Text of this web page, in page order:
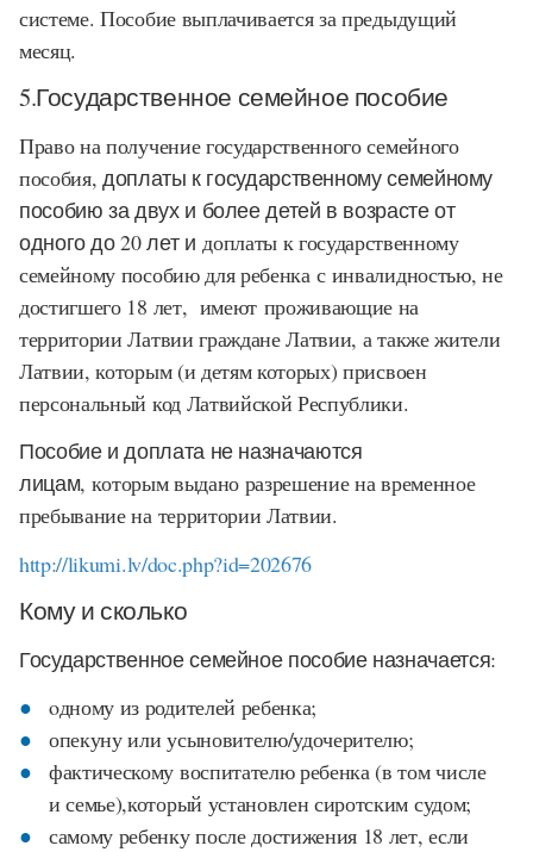
системе. Пособие выплачивается за предыдущий
месяц.
5.Государственное семейное пособие
Право на получение государственного семейного
пособия, доплаты к государственному семейному
пособию за двух и более детей в возрасте от
одного до 20 лет и доплаты к государственному
семейному пособию для ребенка с инвалидностью, не
достигшего 18 лет, имеют проживающие на
территории Латвии граждане Латвии, а также жители
Латвии, которым (и детям которых) присвоен
персональный код Латвийской Республики.
Пособие и доплата не назначаются
лицам, которым выдано разрешение на временное
пребывание на территории Латвии.
http://likumi.lv/doc.php?id=202676
Кому и сколько
Государственное семейное пособие назначается:
oдному из родителей ребенка;
опекуну или усыновителю/удочерителю;
фактическому воспитателю ребенка (в том числе
и семье),который установлен сиротским судом;
самому ребенку после достижения 18 лет, если